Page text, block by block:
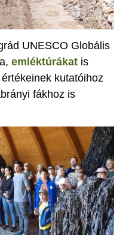
UNESCO Globális
emléktúrákat is
kutatóihoz
fákhoz is